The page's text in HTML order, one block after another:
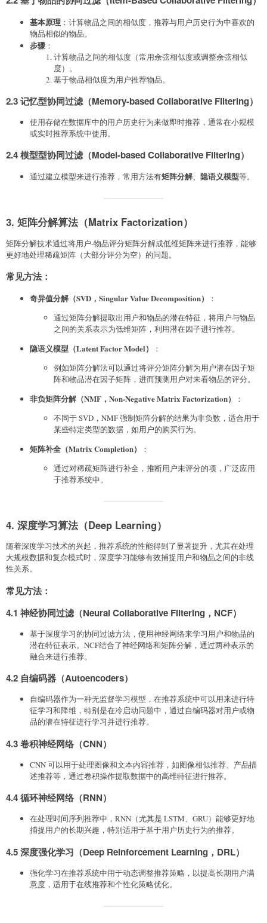
基本原理 ：计算物品之间的相似度，推荐与用户历史行为中喜欢的
物品相似的物品。
步骤 ：
计算物品之间的相似度（常用余弦相似度或调整余弦相似
度）。
基于物品相似度为用户推荐物品。
2.3 记忆型协同过滤（Memory-based Collaborative Filtering）
使用存储在数据库中的用户历史行为来做即时推荐，通常在小规模
或实时推荐系统中使用。
2.4 模型型协同过滤（Model-based Collaborative Filtering）
通过建立模型来进行推荐，常用方法有矩阵分解、 隐语义模型等。
3. 矩阵分解算法（Matrix Factorization）
矩阵分解技术通过将用户-物品评分矩阵分解成低维矩阵来进行推荐，能够
更好地处理稀疏矩阵（大部分评分为空）的问题。
常见方法：
奇异值分解（SVD，Singular Value Decomposition）
：
通过矩阵分解提取出用户和物品的潜在特征，将用户与物品
之间的关系表示为低维矩阵，利用潜在因子进行推荐。
隐语义模型（Latent Factor Model）
：
例如矩阵分解法可以通过将评分矩阵分解为用户潜在因子矩
阵和物品潜在因子矩阵，进而预测用户对未看物品的评分。
非负矩阵分解（NMF，Non-Negative Matrix Factorization）
：
不同于 SVD，NMF 强制矩阵分解的结果为非负数，适合用于
某些特定类型的数据，如用户的购买行为。
矩阵补全（Matrix Completion）
：
通过对稀疏矩阵进行补全，推断用户未评分的项，广泛应用
于推荐系统中。
4. 深度学习算法（Deep Learning）
随着深度学习技术的兴起，推荐系统的性能得到了显著提升，尤其在处理
大规模数据和复杂模式时，深度学习能够有效捕捉用户和物品之间的非线
性关系。
常见方法：
4.1 神经协同过滤（Neural Collaborative Filtering，NCF）
基于深度学习的协同过滤方法，使用神经网络来学习用户和物品的
潜在特征表示。NCF结合了神经网络和矩阵分解，通过两种表示的
融合来进行推荐。
4.2 自编码器（Autoencoders）
自编码器作为一种无监督学习模型，在推荐系统中可以用来进行特
征学习和降维，特别是在冷启动问题中，通过自编码器对用户或物
品的潜在特征进行学习并进行推荐。
4.3 卷积神经网络（CNN）
CNN 可以用于处理图像和文本内容推荐，如图像相似推荐、产品描
述推荐等，通过卷积操作提取数据中的高维特征进行推荐。
4.4 循环神经网络（RNN）
在处理时间序列推荐中，RNN（尤其是 LSTM、GRU）能够更好地
捕捉用户的长期兴趣，特别适用于基于用户历史行为的推荐。
4.5 深度强化学习（Deep Reinforcement Learning，DRL）
强化学习在推荐系统中用于动态调整推荐策略，以提高长期用户满
意度，适用于在线推荐和个性化策略优化。